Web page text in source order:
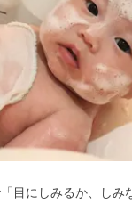
目にしみるか、しみ